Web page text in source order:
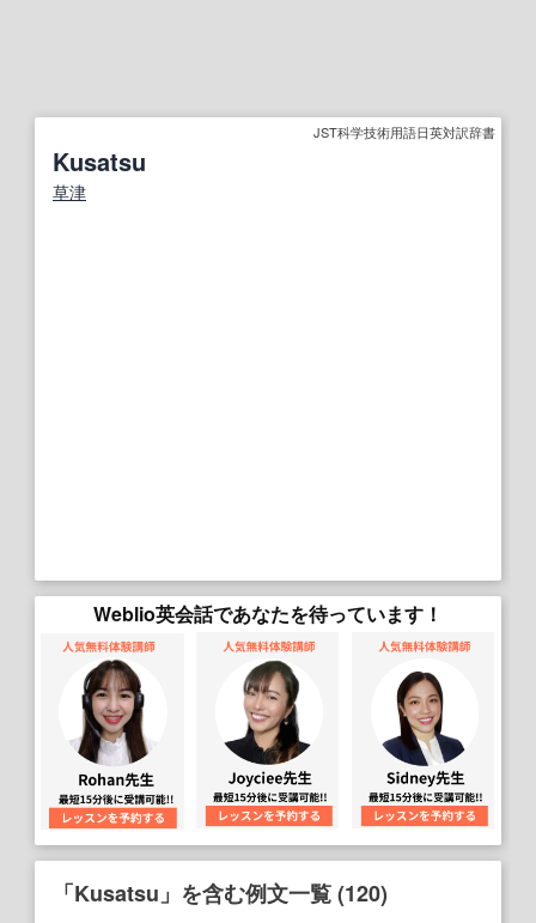
JST科学技術用語日英対訳辞書
Kusatsu
草津
Weblio英会話であなたを待っています！
「Kusatsu」を含む例文一覧 (120)